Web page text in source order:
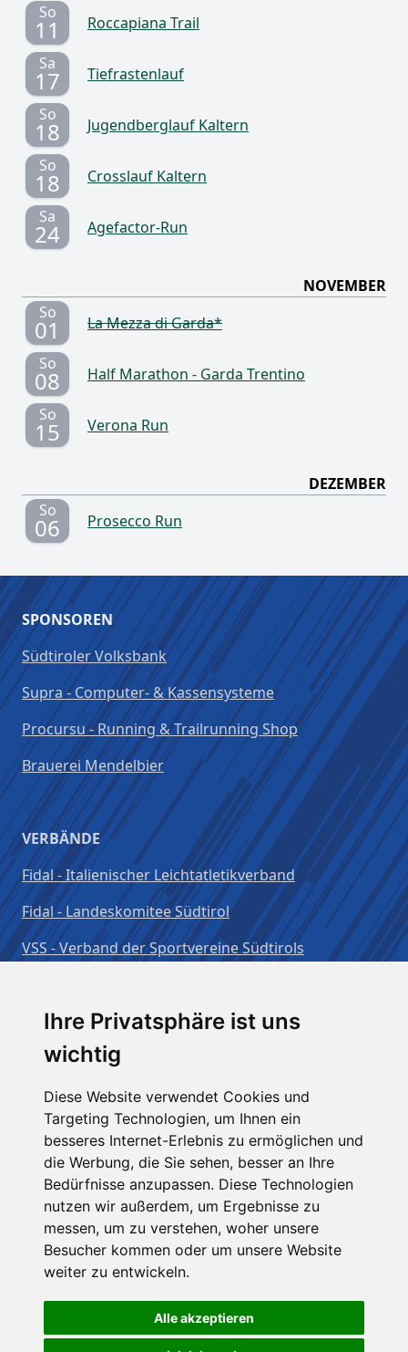
Ihre Privatsphäre ist uns
wichtig
Diese Website verwendet Cookies und
Targeting Technologien, um Ihnen ein
besseres Internet-Erlebnis zu ermöglichen und
die Werbung, die Sie sehen, besser an Ihre
Bedürfnisse anzupassen. Diese Technologien
nutzen wir außerdem, um Ergebnisse zu
messen, um zu verstehen, woher unsere
Besucher kommen oder um unsere Website
weiter zu entwickeln.
Alle akzeptieren
So
11
Roccapiana Trail
Sa
17
Tiefrastenlauf
So
18
Jugendberglauf Kaltern
So
18
Crosslauf Kaltern
Sa
24 Agefactor-Run
NOVEMBER
So
01
La Mezza di Garda*
So
08
Half Marathon - Garda Trentino
So
15 Verona Run
DEZEMBER
So
06 Prosecco Run
SPONSOREN
Südtiroler Volksbank
Supra - Computer- & Kassensysteme
Procursu - Running & Trailrunning Shop
Brauerei Mendelbier
VERBÄNDE
Fidal - Italienischer Leichtatletikverband
Fidal - Landeskomitee Südtirol
VSS - Verband der Sportvereine Südtirols
Angemeldet bleiben